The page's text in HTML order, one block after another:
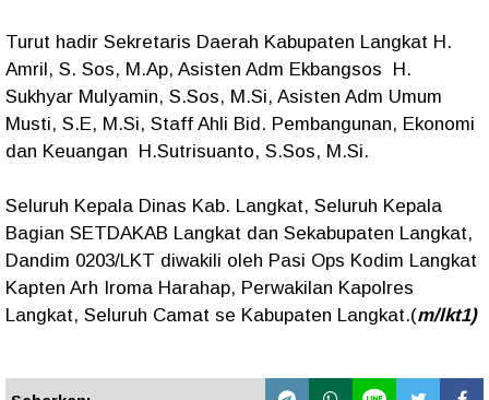
Turut hadir Sekretaris Daerah Kabupaten Langkat H.
Amril, S. Sos, M.Ap, Asisten Adm Ekbangsos H.
Sukhyar Mulyamin, S.Sos, M.Si, Asisten Adm Umum
Musti, S.E, M.Si, Staff Ahli Bid. Pembangunan, Ekonomi
dan Keuangan H.Sutrisuanto, S.Sos, M.Si.
Seluruh Kepala Dinas Kab. Langkat, Seluruh Kepala
Bagian SETDAKAB Langkat dan Sekabupaten Langkat,
Dandim 0203/LKT diwakili oleh Pasi Ops Kodim Langkat
Kapten Arh Iroma Harahap, Perwakilan Kapolres
Langkat, Seluruh Camat se Kabupaten Langkat.(m/lkt1)